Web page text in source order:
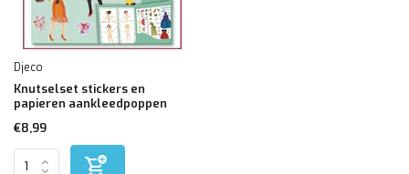
Djeco
Knutselset stickers en
papieren aankleedpoppen
€8,99